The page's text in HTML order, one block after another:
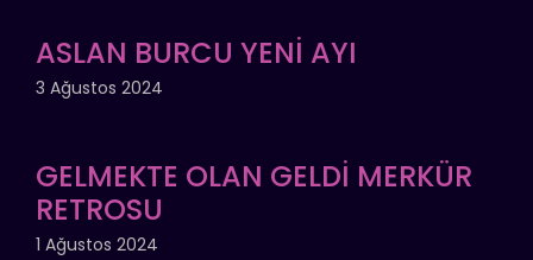
ASLAN BURCU YENİ AYI
3 Ağustos 2024
GELMEKTE OLAN GELDİ MERKÜR
RETROSU
1 Ağustos 2024